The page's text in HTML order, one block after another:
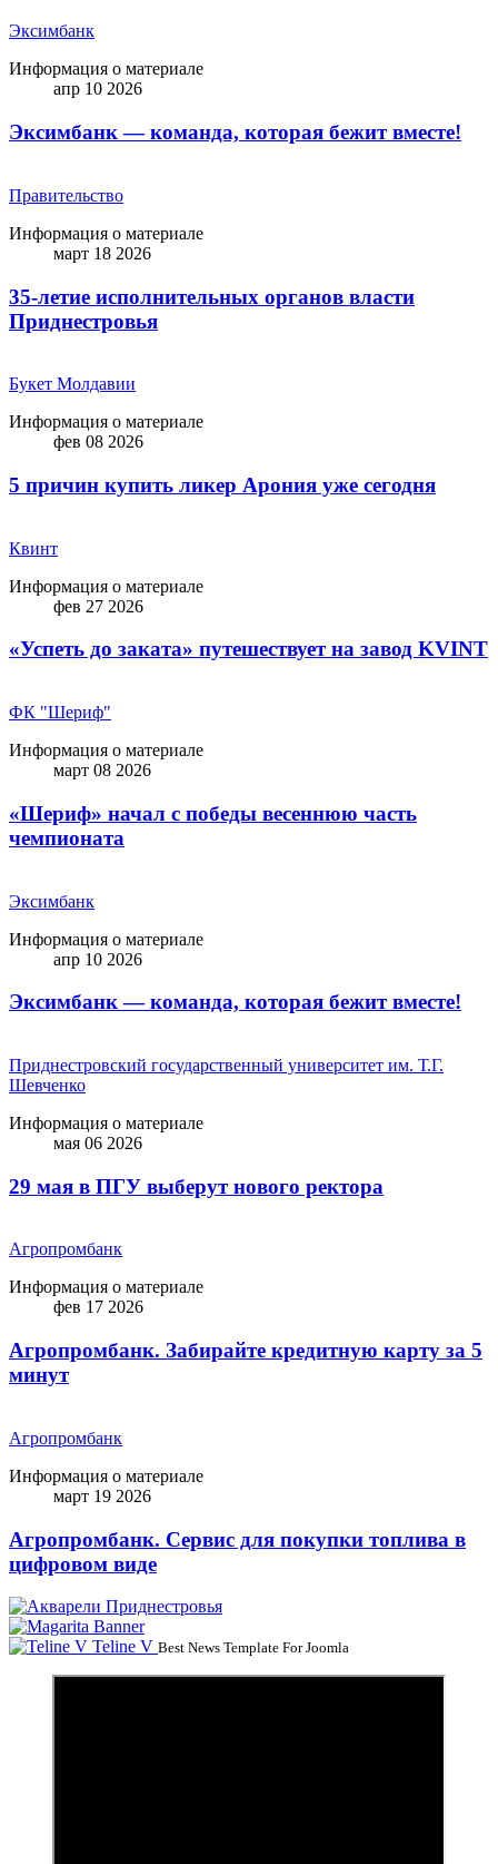
Эксимбанк
Информация о материале
апр 10 2026
Эксимбанк — команда, которая бежит вместе!
Правительство
Информация о материале
март 18 2026
35-летие исполнительных органов власти
Приднестровья
Букет Молдавии
Информация о материале
фев 08 2026
5 причин купить ликep Арония уже сегодня
Квинт
Информация о материале
фев 27 2026
«Успеть до заката» путешествует на завод KVINT
ФК "Шериф"
Информация о материале
март 08 2026
«Шериф» начал с победы весеннюю часть
чемпионата
Эксимбанк
Информация о материале
апр 10 2026
Эксимбанк — команда, которая бежит вместе!
Приднестровский государственный университет им. Т.Г.
Шевченко
Информация о материале
мая 06 2026
29 мая в ПГУ выберут нового ректора
Агропромбанк
Информация о материале
фев 17 2026
Агропромбанк. Забирайте кредитную карту за 5
минут
Агропромбанк
Информация о материале
март 19 2026
Агропромбанк. Сервис для покупки топлива в
цифровом виде
Teline V Best News Template For Joomla